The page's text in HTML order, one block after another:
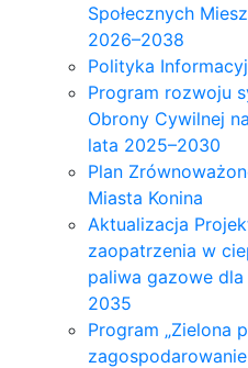
Społecznych
2026–2038
Polityka
Program rozwoju
Obrony Cywilnej
lata 2025–2030
Plan
Miasta Konina
Aktualizacja
zaopatrzenia w
paliwa gazowe
2035
Program „Zielona